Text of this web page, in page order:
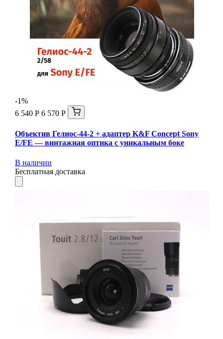
-1%
6 540 Р 6 570 Р
Объектив Гелиос-44-2 + адаптер K&F Concept Sony
E/FE — винтажная оптика с уникальным боке
В наличии
Бесплатная доставка